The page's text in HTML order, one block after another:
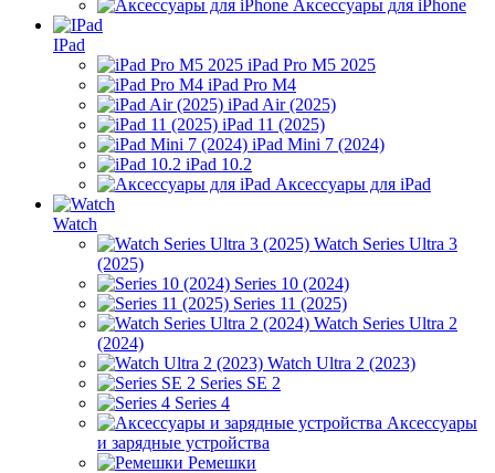
Аксессуары для iPhone
IPad
iPad Pro M5 2025
iPad Pro M4
iPad Air (2025)
iPad 11 (2025)
iPad Mini 7 (2024)
iPad 10.2
Аксессуары для iPad
Watch
Watch Series Ultra 3
(2025)
Series 10 (2024)
Series 11 (2025)
Watch Series Ultra 2
(2024)
Watch Ultra 2 (2023)
Series SE 2
Series 4
Аксессуары
и зарядные устройства
Ремешки